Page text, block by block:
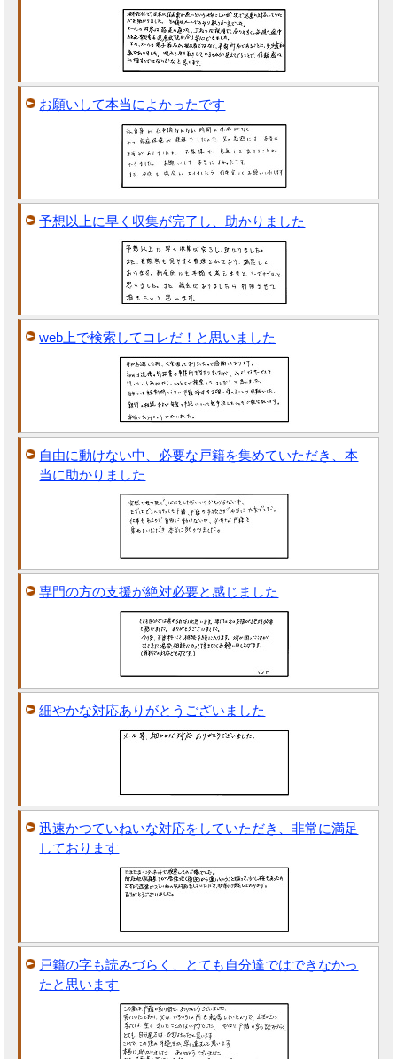
お願いして本当によかったです
予想以上に早く収集が完了し、助かりました
web上で検索してコレだ！と思いました
自由に動けない中、必要な戸籍を集めていただき、本
当に助かりました
専門の方の支援が絶対必要と感じました
細やかな対応ありがとうございました
迅速かつていねいな対応をしていただき、非常に満足
しております
戸籍の字も読みづらく、とても自分達ではできなかっ
たと思います